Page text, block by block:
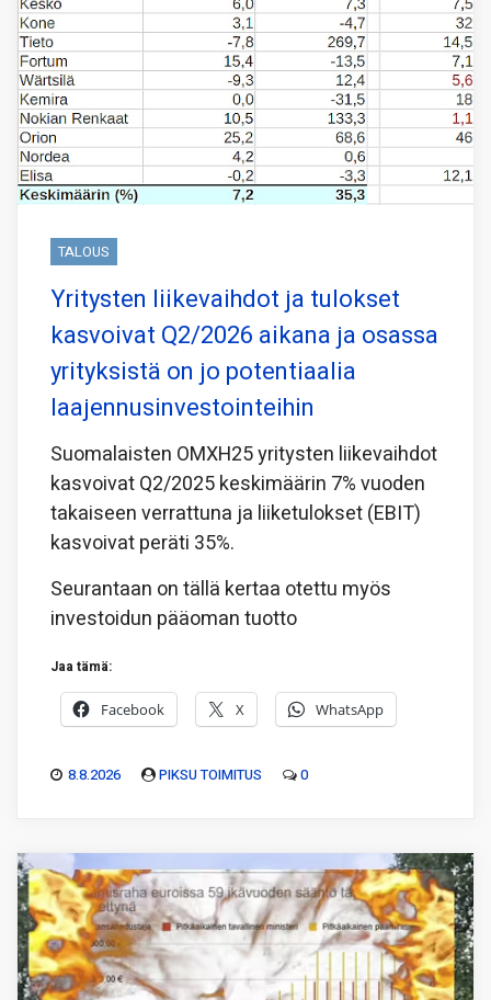
TALOUS
Yritysten liikevaihdot ja tulokset
kasvoivat Q2/2026 aikana ja osassa
yrityksistä on jo potentiaalia
laajennusinvestointeihin
Suomalaisten OMXH25 yritysten liikevaihdot
kasvoivat Q2/2025 keskimäärin 7% vuoden
takaiseen verrattuna ja liiketulokset (EBIT)
kasvoivat peräti 35%.
Seurantaan on tällä kertaa otettu myös
investoidun pääoman tuotto
Jaa tämä:
Facebook X WhatsApp
8.8.2026 PIKSU TOIMITUS 0